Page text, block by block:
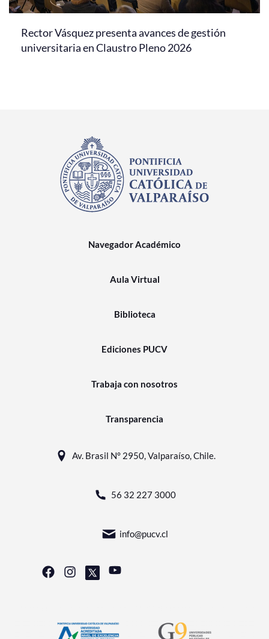
Rector Vásquez presenta avances de gestión
universitaria en Claustro Pleno 2026
Navegador Académico
Aula Virtual
Biblioteca
Ediciones PUCV
Trabaja con nosotros
Transparencia
Av. Brasil N° 2950, Valparaíso, Chile.
56 32 227 3000
info@pucv.cl